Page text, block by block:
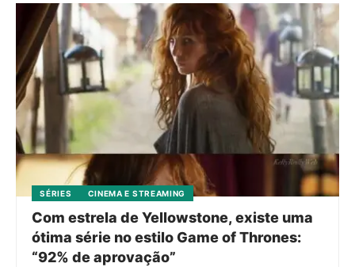
SÉRIES CINEMA E STREAMING
Com estrela de Yellowstone, existe uma
ótima série no estilo Game of Thrones:
“92% de aprovação”